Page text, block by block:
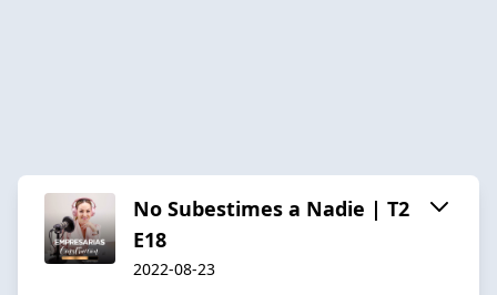
No Subestimes a Nadie | T2
E18
2022-08-23